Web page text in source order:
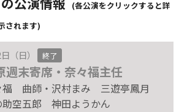
(各公演をクリックすると詳
されます)
（日） 終了
週末寄席・奈々福主任
福 曲師・沢村まみ 三遊亭鳳月
助空五郎 神田ようかん